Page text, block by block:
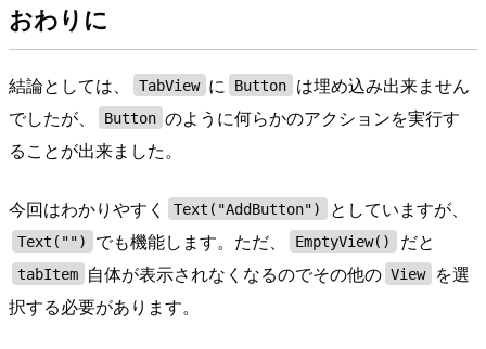
おわりに
結論としては、 TabView に Button
は埋め込み出来ません
でしたが、
Button のように何らかのアクションを実行す
ることが出来ました。
今回はわかりやすく Text("AddButton") としていますが、
Text("") でも機能します。ただ、 EmptyView() だと
tabItem 自体が表示されなくなるのでその他の View
を選
択する必要があります。